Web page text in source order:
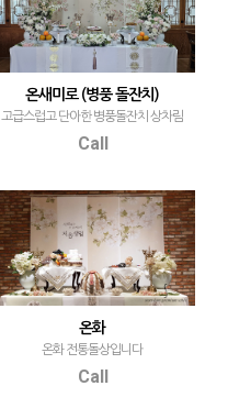
온새미로 (병풍 돌잔치)
고급스럽고 단아한 병풍돌잔치 상차림
입니다
Call
온화
온화 전통돌상입니다
Call